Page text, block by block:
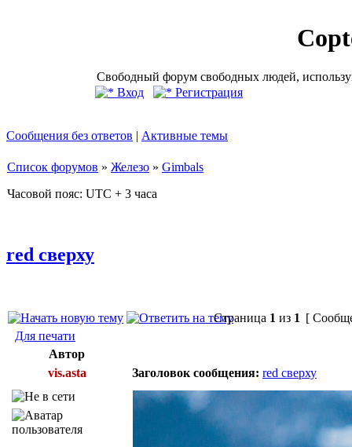
Свободный форум свободных людей,
Вход
Регистрация
Сообщения без ответов | Активные темы
Список форумов » Железо » Gimbals
Часовой пояс: UTC + 3 часа
red сверху
Страница 1 из 1 [
Для печати
Автор
vis.asta
Заголовок сообщения: red сверху